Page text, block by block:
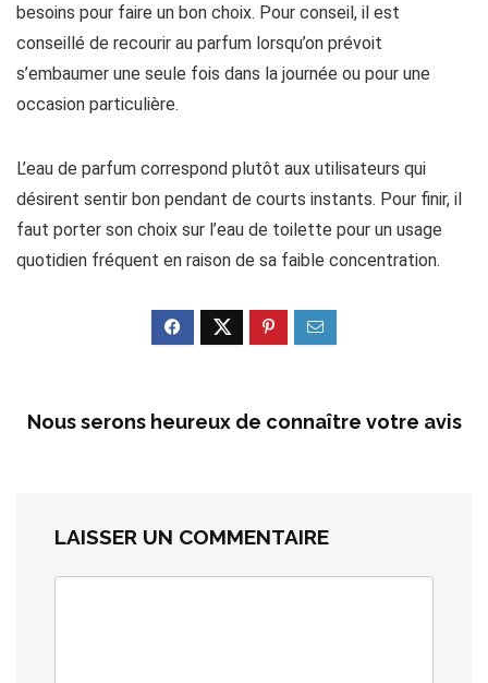
besoins pour faire un bon choix. Pour conseil, il est
conseillé de recourir au parfum lorsqu’on prévoit
s’embaumer une seule fois dans la journée ou pour une
occasion particulière.
L’eau de parfum correspond plutôt aux utilisateurs qui
désirent sentir bon pendant de courts instants. Pour finir, il
faut porter son choix sur l’eau de toilette pour un usage
quotidien fréquent en raison de sa faible concentration.
Nous serons heureux de connaître votre avis
LAISSER UN COMMENTAIRE